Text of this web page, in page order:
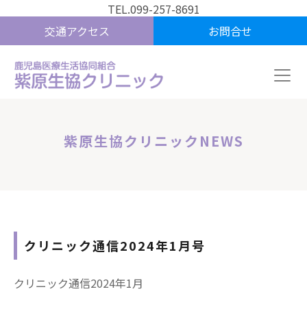
TEL.099-257-8691
交通アクセス
お問合せ
紫原生協クリニックNEWS
クリニック通信2024年1月号
クリニック通信2024年1月